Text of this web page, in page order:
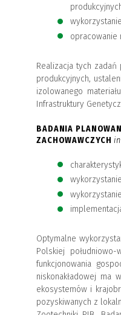
opracowanie
Realizacja tych
produkcyjnych,
izolowanego
Infrastruktury
BADANIA
ZACHOWAWCZYCH
Optymalne
Polskiej
funkcjonowania
niskonakładowej
ekosystemów i
pozyskiwanych z